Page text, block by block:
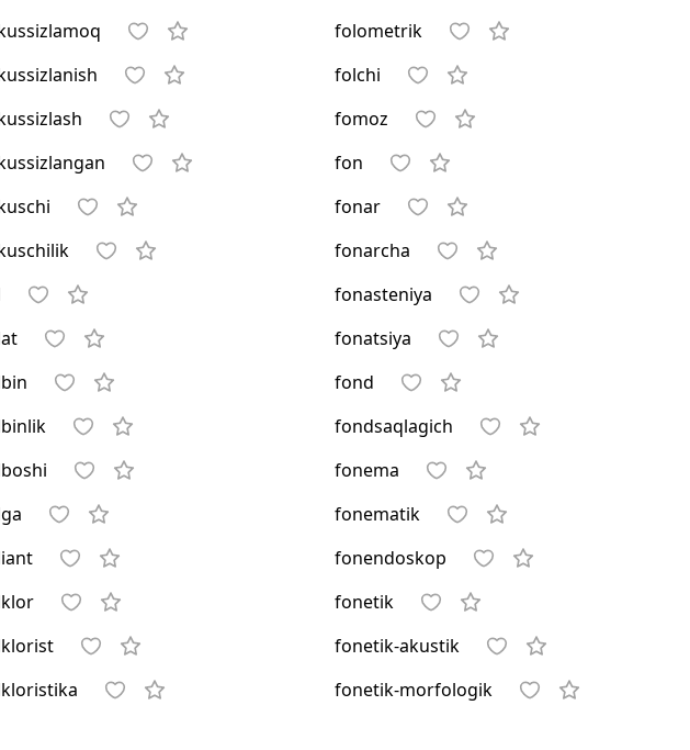
folometrik
folchi
fomoz
fon
fonar
fonarcha
fonasteniya
fonatsiya
fond
fondsaqlagich
fonema
fonematik
fonendoskop
fonetik
fonetik-akustik
fonetik-morfologik